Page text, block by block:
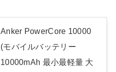
Anker PowerCore 10000
(モバイルバッテリー
10000mAh 最小最軽量 大